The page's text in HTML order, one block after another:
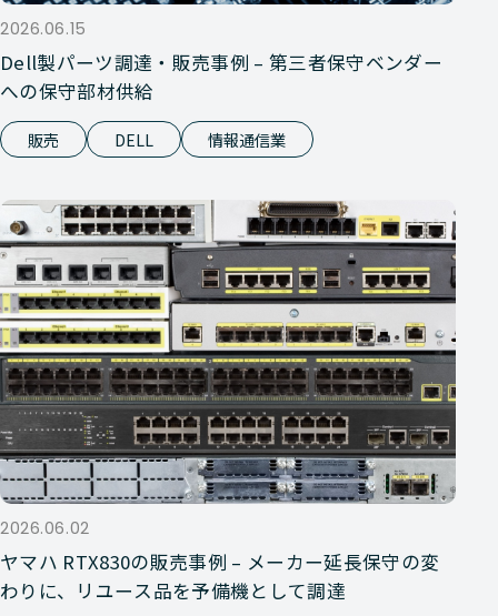
2026.06.15
Dell製パーツ調達・販売事例 – 第三者保守ベンダー
への保守部材供給
販売 DELL 情報通信業
2026.06.02
ヤマハ RTX830の販売事例 – メーカー延長保守の変
わりに、リユース品を予備機として調達